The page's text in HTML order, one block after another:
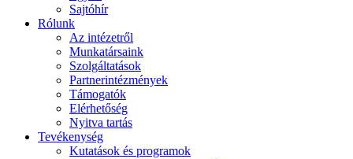
Sajtóhír
Rólunk
Az intézetről
Munkatársaink
Szolgáltatások
Partnerintézmények
Támogatók
Elérhetőség
Nyitva tartás
Tevékenység
Kutatások és programok